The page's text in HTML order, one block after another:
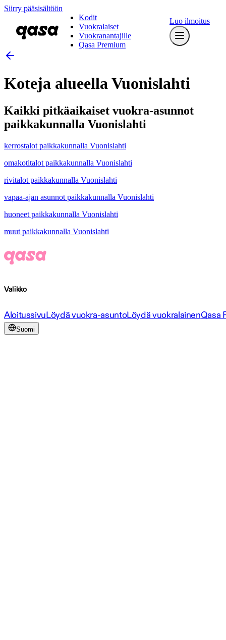
Siirry pääsisältöön
Kodit
Vuokralaiset
Vuokranantajille
Qasa Premium
Luo ilmoitus
Koteja alueella Vuonislahti
Kaikki pitkäaikaiset vuokra-asunnot
paikkakunnalla Vuonislahti
kerrostalot paikkakunnalla Vuonislahti
omakotitalot paikkakunnalla Vuonislahti
rivitalot paikkakunnalla Vuonislahti
vapaa-ajan asunnot paikkakunnalla Vuonislahti
huoneet paikkakunnalla Vuonislahti
muut paikkakunnalla Vuonislahti
Valikko
AloitussivuLöydä vuokra-asuntoLöydä vuokralainenQasa
Suomi